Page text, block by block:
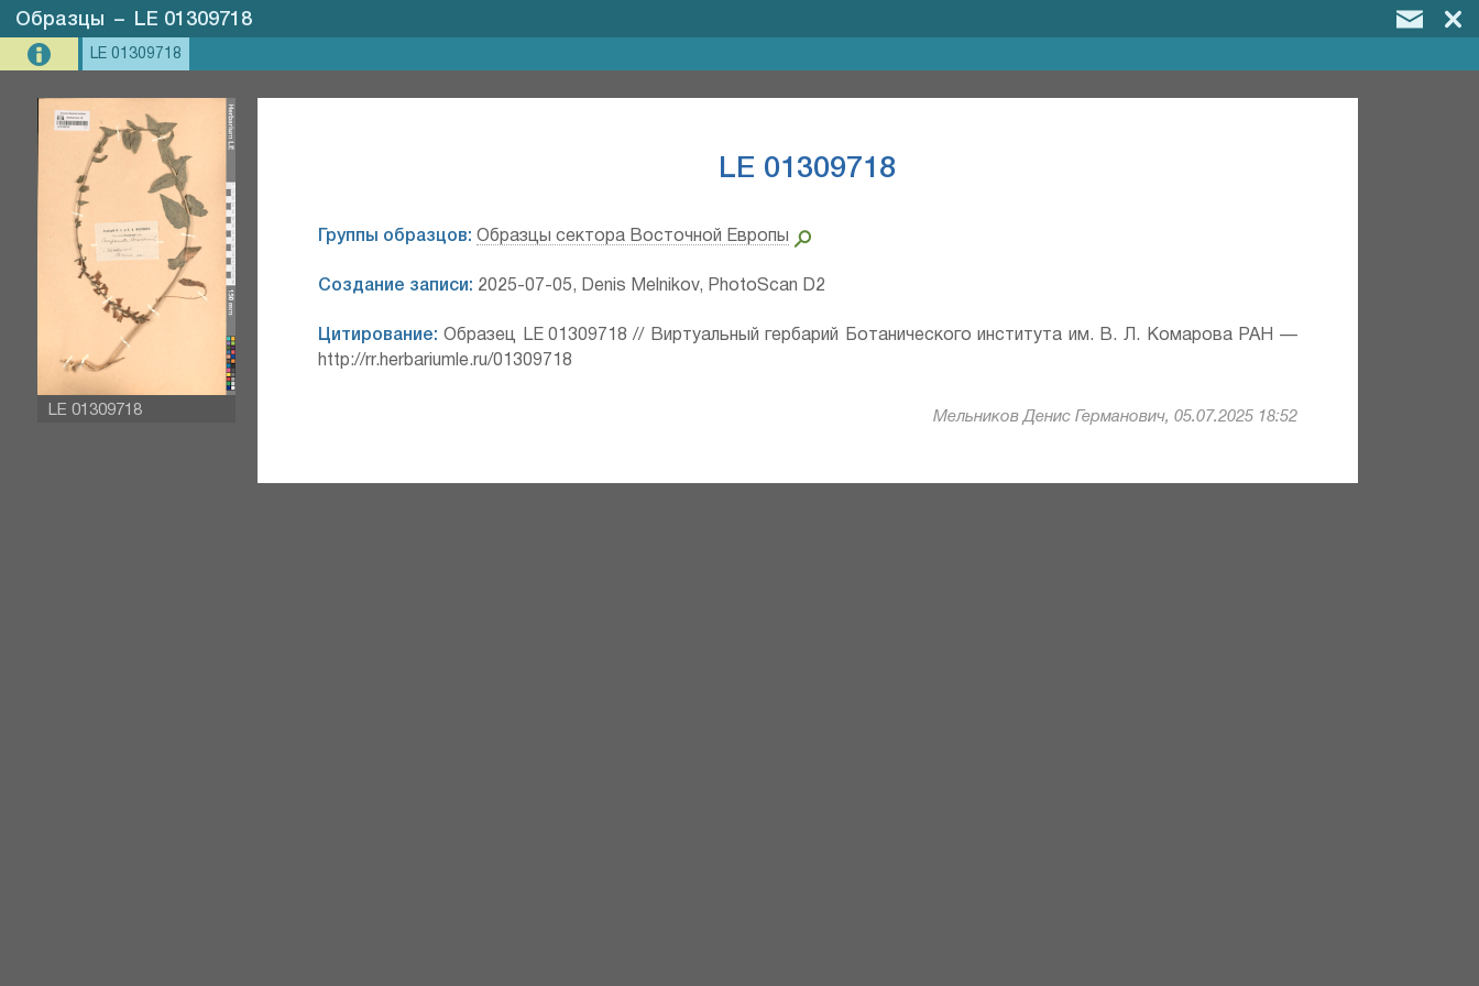
Образцы – LE 01309718
LE 01309718
LE 01309718
LE 01309718
Группы образцов: Образцы сектора Восточной Европы
Создание записи: 2025-07-05, Denis Melnikov, PhotoScan D2
Цитирование: Образец LE 01309718 // Виртуальный гербарий Ботанического института им. В. Л. Комарова РАН —
http://rr.herbariumle.ru/01309718
Мельников Денис Германович, 05.07.2025 18:52